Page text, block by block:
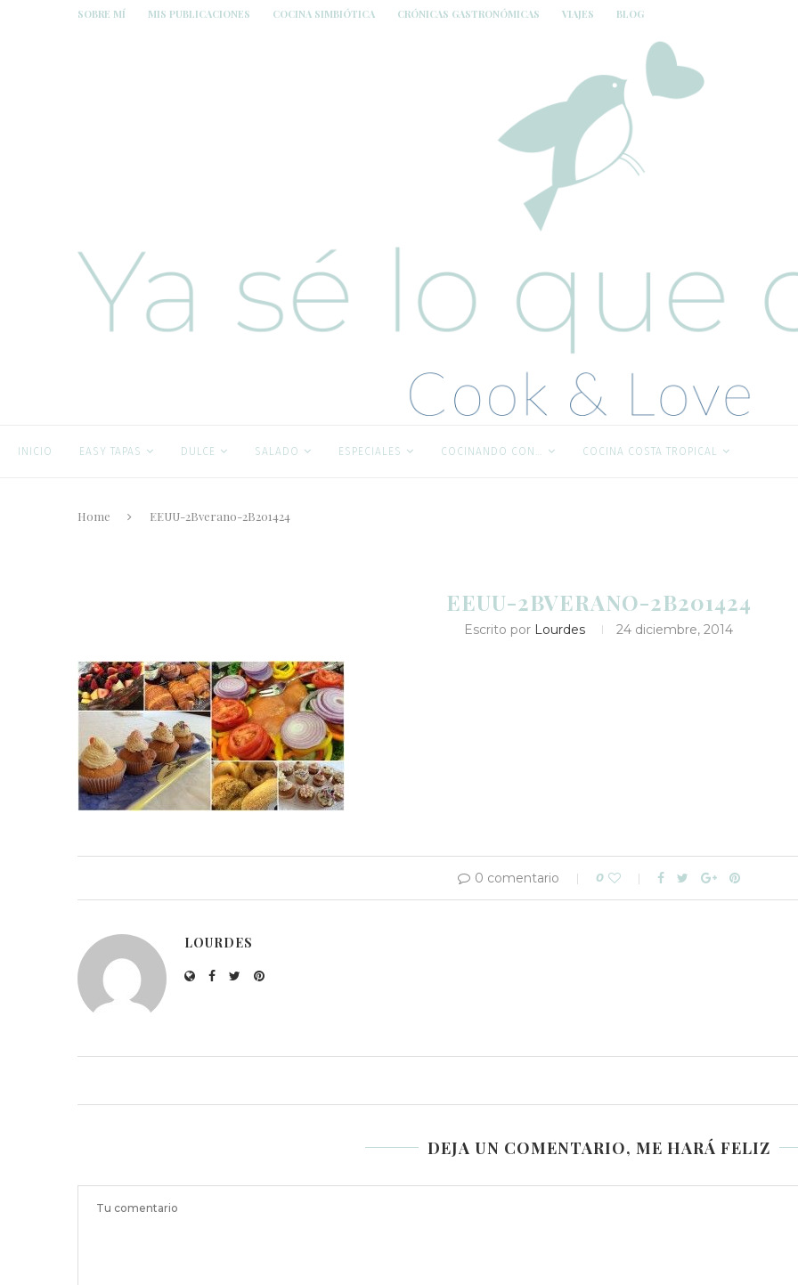
SOBRE MÍ MIS PUBLICACIONES COCINA SIMBIÓTICA CRÓNICAS GASTRONÓMICAS VIAJES BLOG
INICIO EASY TAPAS DULCE SALADO ESPECIALES COCINANDO CON… COCINA COSTA TROPICAL
Home EEUU-2Bverano-2B201424
EEUU-2BVERANO-2B201424
Escrito por Lourdes 24 diciembre, 2014
0 comentario 0
LOURDES
DEJA UN COMENTARIO, ME HARÁ FELIZ